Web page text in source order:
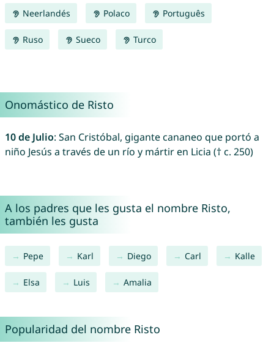
Neerlandés Polaco Português
Ruso Sueco Turco
Onomástico de Risto
10 de Julio: San Cristóbal, gigante cananeo que portó a
niño Jesús a través de un río y mártir en Licia († c. 250)
A los padres que les gusta el nombre Risto,
también les gusta
Pepe Karl Diego Carl Kalle
Elsa Luis Amalia
Popularidad del nombre Risto